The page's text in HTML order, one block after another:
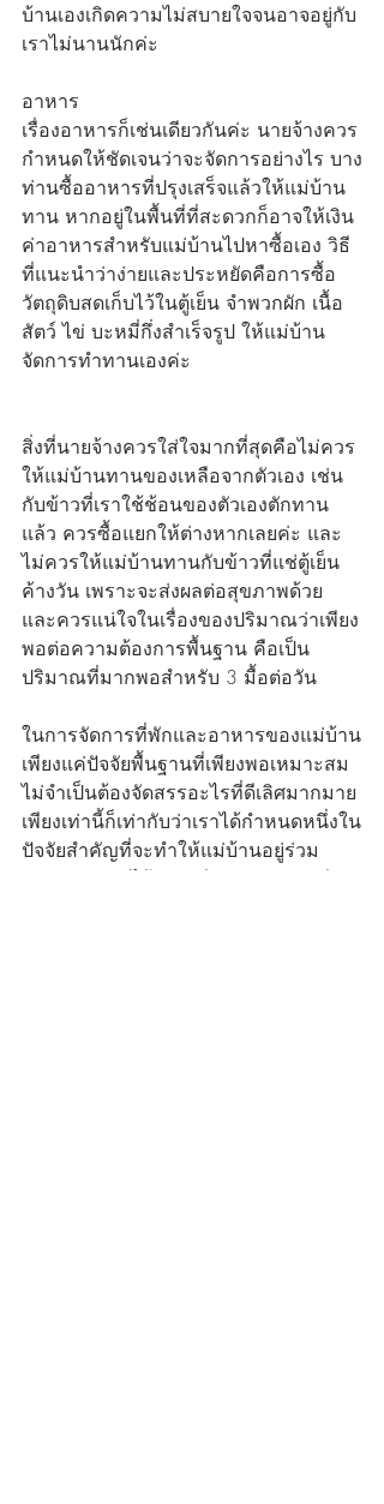
บ้านเองเกิดความไม่สบายใจจนอาจอยู่กับ
เราไม่นานนักค่ะ
อาหาร
เรื่องอาหารก็เช่นเดียวกันค่ะ นายจ้างควร
กำหนดให้ชัดเจนว่าจะจัดการอย่างไร บาง
ท่านซื้ออาหารที่ปรุงเสร็จแล้วให้แม่บ้าน
ทาน หากอยู่ในพื้นที่ที่สะดวกก็อาจให้เงิน
ค่าอาหารสำหรับแม่บ้านไปหาซื้อเอง วิธี
ที่แนะนำว่าง่ายและประหยัดคือการซื้อ
วัตถุดิบสดเก็บไว้ในตู้เย็น จำพวกผัก เนื้อ
สัตว์ ไข่ บะหมี่กึ่งสำเร็จรูป ให้แม่บ้าน
จัดการทำทานเองค่ะ
สิ่งที่นายจ้างควรใส่ใจมากที่สุดคือไม่ควร
ให้แม่บ้านทานของเหลือจากตัวเอง เช่น
กับข้าวที่เราใช้ช้อนของตัวเองตักทาน
แล้ว ควรซื้อแยกให้ต่างหากเลยค่ะ และ
ไม่ควรให้แม่บ้านทานกับข้าวที่แช่ตู้เย็น
ค้างวัน เพราะจะส่งผลต่อสุขภาพด้วย
และควรแน่ใจในเรื่องของปริมาณว่าเพียง
พอต่อความต้องการพื้นฐาน คือเป็น
ปริมาณที่มากพอสำหรับ 3 มื้อต่อวัน
ในการจัดการที่พักและอาหารของแม่บ้าน
เพียงแค่ปัจจัยพื้นฐานที่เพียงพอเหมาะสม
ไม่จำเป็นต้องจัดสรรอะไรที่ดีเลิศมากมาย
เพียงเท่านี้ก็เท่ากับว่าเราได้กำหนดหนึ่งใน
ปัจจัยสำคัญที่จะทำให้แม่บ้านอยู่ร่วม
ทำงานกับเราได้อย่างมีความสุขและมี